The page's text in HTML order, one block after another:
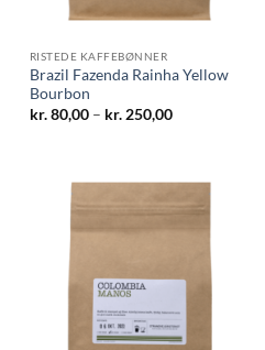
RISTEDE KAFFEBØNNER
Brazil Fazenda Rainha Yellow
Bourbon
kr.80,00 – kr.250,00Prisinterval: